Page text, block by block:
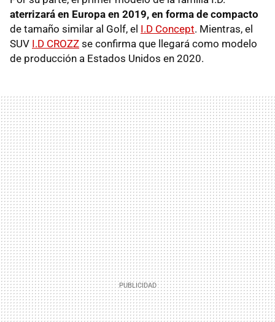
aterrizará en Europa en 2019, en forma de compacto
de tamaño similar al Golf, el I.D Concept. Mientras, el
SUV I.D CROZZ se confirma que llegará como modelo
de producción a Estados Unidos en 2020.